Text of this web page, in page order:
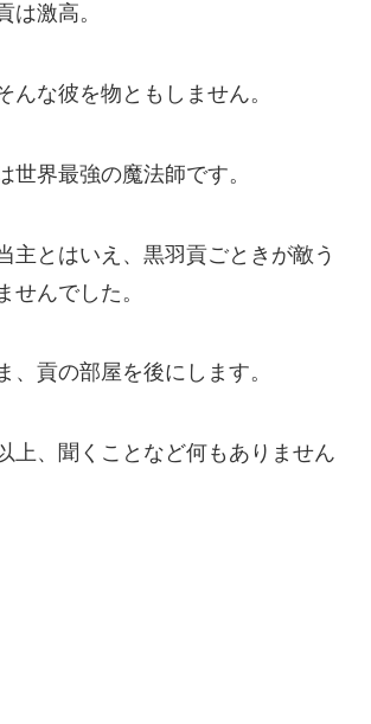
は激高。
んな彼を物ともしません。
世界最強の魔法師です。
主とはいえ、黒羽貢ごときが敵う
せんでした。
、貢の部屋を後にします。
上、聞くことなど何もありません